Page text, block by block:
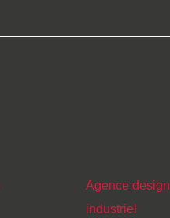
Agence design
industriel